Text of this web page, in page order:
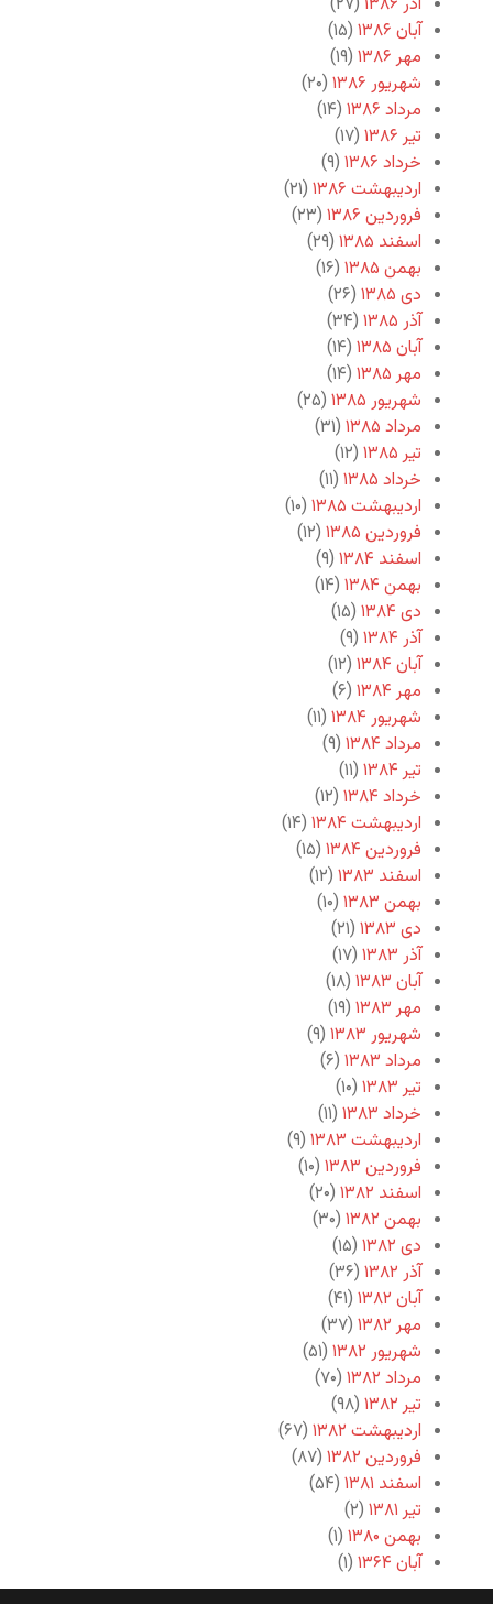
آبان ۱۳۸۶
(۱۵)
مهر ۱۳۸۶
(۱۹)
شهریور ۱۳۸۶
(۲۰)
مرداد ۱۳۸۶
(۱۴)
تیر ۱۳۸۶
(۱۷)
خرداد ۱۳۸۶
(۹)
اردیبهشت ۱۳۸۶
(۲۱)
فروردین ۱۳۸۶
(۲۳)
اسفند ۱۳۸۵
(۲۹)
بهمن ۱۳۸۵
(۱۶)
دی ۱۳۸۵
(۲۶)
آذر ۱۳۸۵
(۳۴)
آبان ۱۳۸۵
(۱۴)
مهر ۱۳۸۵
(۱۴)
شهریور ۱۳۸۵
(۲۵)
مرداد ۱۳۸۵
(۳۱)
تیر ۱۳۸۵
(۱۲)
خرداد ۱۳۸۵
(۱۱)
اردیبهشت ۱۳۸۵
(۱۰)
فروردین ۱۳۸۵
(۱۲)
اسفند ۱۳۸۴
(۹)
بهمن ۱۳۸۴
(۱۴)
دی ۱۳۸۴
(۱۵)
آذر ۱۳۸۴
(۹)
آبان ۱۳۸۴
(۱۲)
مهر ۱۳۸۴
(۶)
شهریور ۱۳۸۴
(۱۱)
مرداد ۱۳۸۴
(۹)
تیر ۱۳۸۴
(۱۱)
خرداد ۱۳۸۴
(۱۲)
اردیبهشت ۱۳۸۴
(۱۴)
فروردین ۱۳۸۴
(۱۵)
اسفند ۱۳۸۳
(۱۲)
بهمن ۱۳۸۳
(۱۰)
دی ۱۳۸۳
(۲۱)
آذر ۱۳۸۳
(۱۷)
آبان ۱۳۸۳
(۱۸)
مهر ۱۳۸۳
(۱۹)
شهریور ۱۳۸۳
(۹)
مرداد ۱۳۸۳
(۶)
تیر ۱۳۸۳
(۱۰)
خرداد ۱۳۸۳
(۱۱)
اردیبهشت ۱۳۸۳
(۹)
فروردین ۱۳۸۳
(۱۰)
اسفند ۱۳۸۲
(۲۰)
بهمن ۱۳۸۲
(۳۰)
دی ۱۳۸۲
(۱۵)
آذر ۱۳۸۲
(۳۶)
آبان ۱۳۸۲
(۴۱)
مهر ۱۳۸۲
(۳۷)
شهریور ۱۳۸۲
(۵۱)
مرداد ۱۳۸۲
(۷۰)
تیر ۱۳۸۲
(۹۸)
اردیبهشت ۱۳۸۲
(۶۷)
فروردین ۱۳۸۲
(۸۷)
اسفند ۱۳۸۱
(۵۴)
تیر ۱۳۸۱
(۲)
بهمن ۱۳۸۰
(۱)
آبان ۱۳۶۴
(۱)